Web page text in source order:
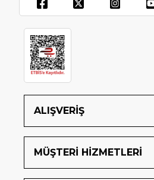
ALIŞVERİŞ
MÜŞTERİ HİZMETLERİ